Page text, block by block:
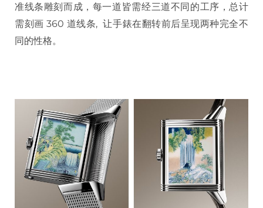
准线条雕刻而成，每一道皆需经三道不同的工序，总计
需刻画 360 道线条, 让手錶在翻转前后呈现两种完全不
同的性格。